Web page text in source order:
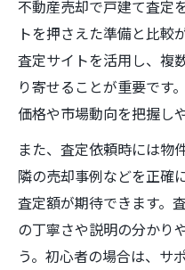
不動産売却で戸建て査定
トを押さえた準備と比較
査定サイトを活用し、複
り寄せることが重要です
価格や市場動向を把握し
また、査定依頼時には物
隣の売却事例などを正確
査定額が期待できます。
の丁寧さや説明の分かり
う。初心者の場合は、サ